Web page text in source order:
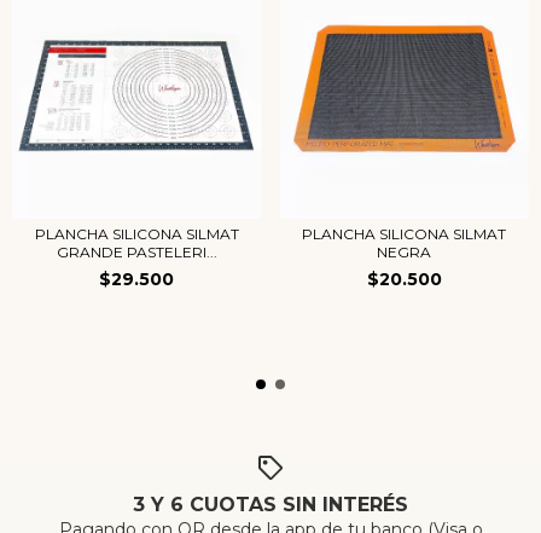
PLANCHA SILICONA SILMAT
GRANDE PASTELERI...
$29.500
PLANCHA SILICONA SILMAT
NEGRA
$20.500
3 Y 6 CUOTAS SIN INTERÉS